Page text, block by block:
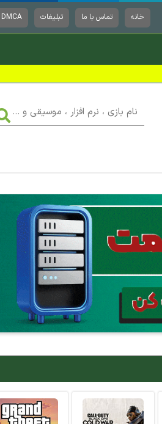
خانه تماس با ما تبلیغات DMCA
بازی
،